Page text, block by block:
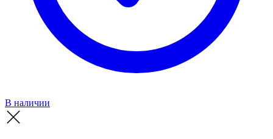
В наличии